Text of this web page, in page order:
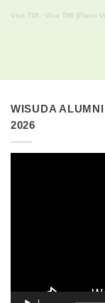
Viva TMI · Viva TMI (Piano
WISUDA
2026